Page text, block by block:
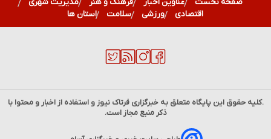
صفحه نخست عناوین اخبار فرهنگ و هنر
مدیریت شهری
اقتصادی
ورزشی سلامت استان ها
.کلیه حقوق این پایگاه متعلق به خبرگزاریفرتاک نیوز و استفاده از اخبار و محتوا با
ذکر منبع مجاز است.